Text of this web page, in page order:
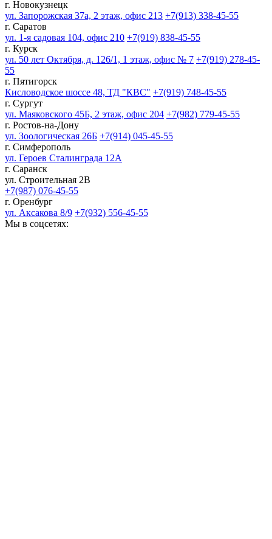
г. Новокузнецк
ул. Запорожская 37а, 2 этаж, офис 213 +7(913) 338-45-55
г. Саратов
ул. 1-я садовая 104, офис 210 +7(919) 838-45-55
г. Курск
ул. 50 лет Октября, д. 126/1, 1 этаж, офис № 7 +7(919) 278-45-
55
г. Пятигорск
Кисловодское шоссе 48, ТД "КВС" +7(919) 748-45-55
г. Сургут
ул. Маяковского 45Б, 2 этаж, офис 204 +7(982) 779-45-55
г. Ростов-на-Дону
ул. Зоологическая 26Б +7(914) 045-45-55
г. Симферополь
ул. Героев Сталинграда 12А
г. Саранск
ул. Строительная 2В
+7(987) 076-45-55
г. Оренбург
ул. Аксакова 8/9 +7(932) 556-45-55
Мы в соцсетях: